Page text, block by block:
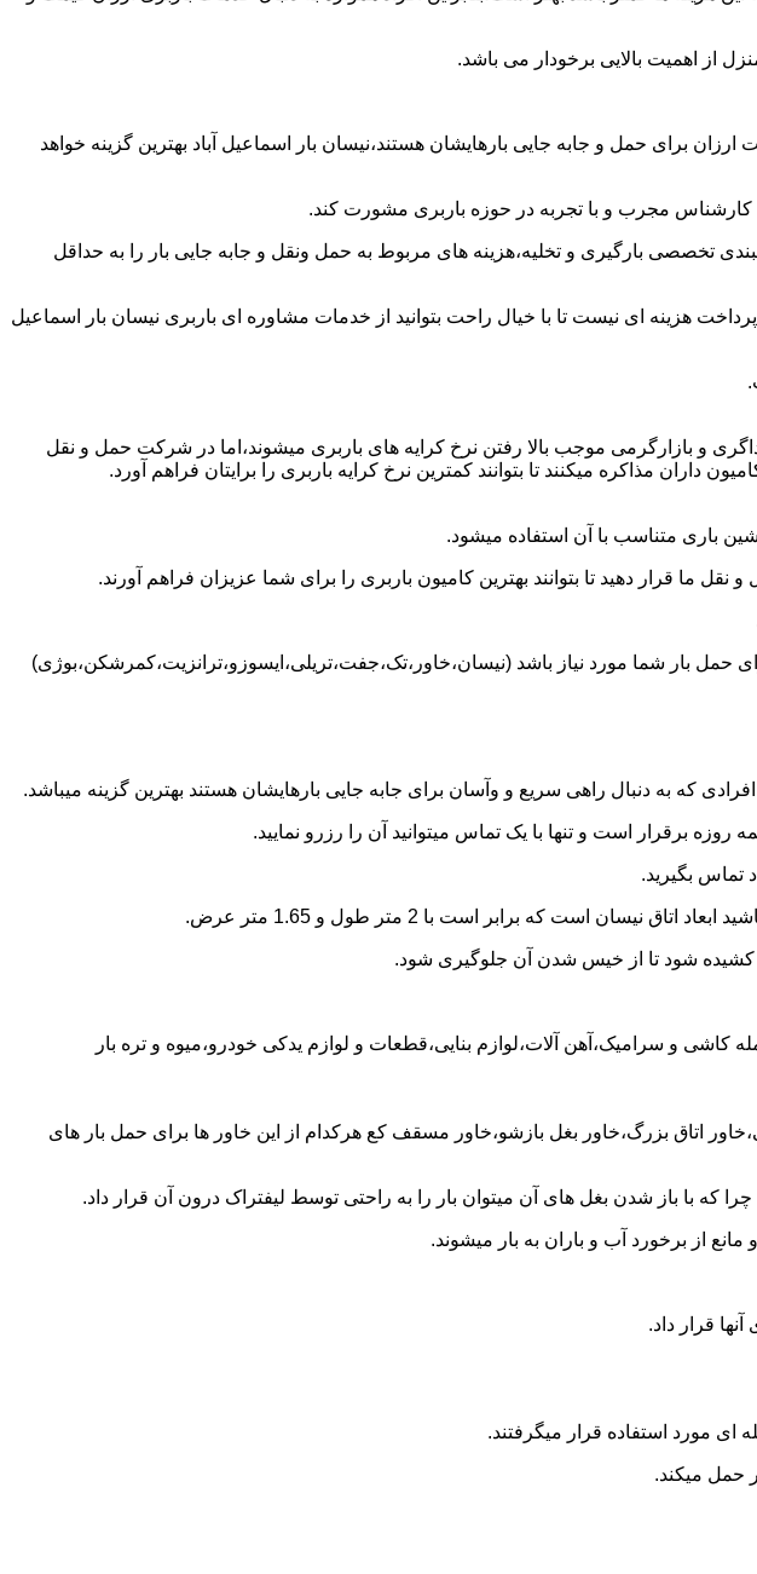
از اهمیت بالایی برخودار می باشد.
برای حمل و جابه جایی بارهایشان هستند،نیسان بار اسماعیل آباد بهترین گزینه خواهد
کارشناس مجرب و با تجربه در حوزه باربری مشورت کند.
تخصصی بارگیری و تخلیه،هزینه های مربوط به حمل ونقل و جابه جایی بار را به حداقل
هزینه ای نیست تا با خیال راحت بتوانید از خدمات مشاوره ای باربری نیسان بار اسماعیل
و بازارگرمی موجب بالا رفتن نرخ کرایه های باربری میشوند،اما در شرکت حمل و نقل
مذاکره میکنند تا بتوانند کمترین نرخ کرایه باربری را برایتان فراهم آورد.
باری متناسب با آن استفاده میشود.
قرار دهید تا بتوانند بهترین کامیون باربری را برای شما عزیزان فراهم آورند.
بار شما مورد نیاز باشد (نیسان،خاور،تک،جفت،تریلی،ایسوزو،ترانزیت،کمرشکن،بوژی)
که به دنبال راهی سریع و وآسان برای جابه جایی بارهایشان هستند بهترین گزینه میباشد.
برقرار است و تنها با یک تماس میتوانید آن را رزرو نمایید.
تماس بگیرید.
کشیده شود تا از خیس شدن آن جلوگیری شود.
کاشی و سرامیک،آهن آلات،لوازم بنایی،قطعات و لوازم یدکی خودرو،میوه و تره بار
اتاق بزرگ،خاور بغل بازشو،خاور مسقف کع هرکدام از این خاور ها برای حمل بار های
که با باز شدن بغل های آن میتوان بار را به راحتی توسط لیفتراک درون آن قرار داد.
از برخورد آب و باران به بار میشوند.
مورد استفاده قرار میگرفتند.